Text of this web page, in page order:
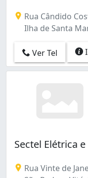
Rua Cândido
Ilha de Santa
Ver Tel
Sectel Elétrica
Rua Vinte de